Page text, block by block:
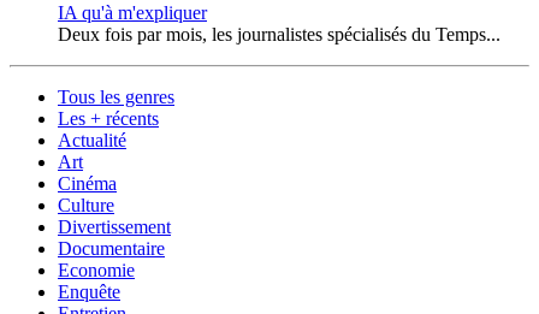
IA qu'à m'expliquer
Deux fois par mois, les journalistes spécialisés du Temps...
Tous les genres
Les + récents
Actualité
Art
Cinéma
Culture
Divertissement
Documentaire
Economie
Enquête